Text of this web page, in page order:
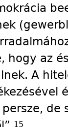
hogy az
A
de
15